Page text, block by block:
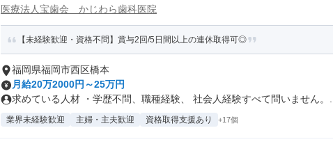
医療法人宝歯会 かじわら歯科医院
【未経験歓迎・資格不問】賞与2回/5日間以上の連休取得可◎
福岡県福岡市西区橋本
月給20万2000円～25万円
求めている人材 ・学歴不問、職種経験、 社会人経験すべて問いません。...
業界未経験歓迎 主婦・主夫歓迎 資格取得支援あり +17個